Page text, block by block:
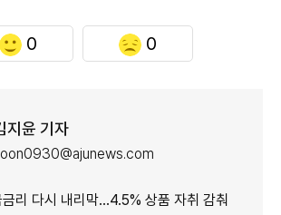
0 0
지윤 기자
리 다시 내리막…4.5% 상품 자취 감춰